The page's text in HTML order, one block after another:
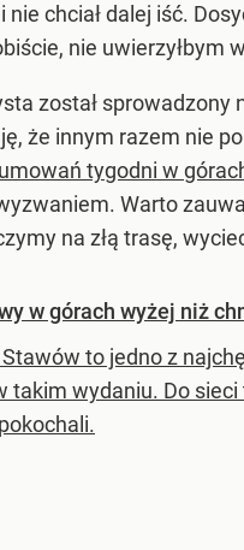
chciał dalej iść.
nie uwierzyłbym
został
że innym razem nie
tygodni w
Warto
na złą trasę,
w górach wyżej niż
to jedno z
takim wydaniu. Do